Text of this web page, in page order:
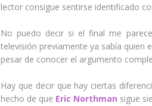
lector consigue sentirse identificado
No puedo decir si el final me
televisión previamente ya sabía quien
pesar de conocer el argumento
Hay que decir que hay ciertas
hecho de que Eric Northman sigue